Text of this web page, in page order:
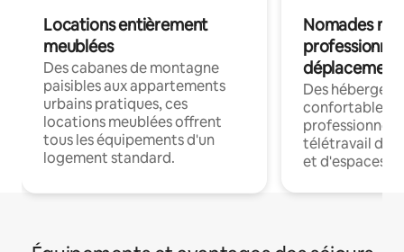
Locations entièrement
meublées
Des cabanes de montagne
paisibles aux appartements
urbains pratiques, ces
locations meublées offrent
tous les équipements d'un
logement standard.
Nomades
déplacement
Des
confortables
professionnels
télétravail
et d'espaces